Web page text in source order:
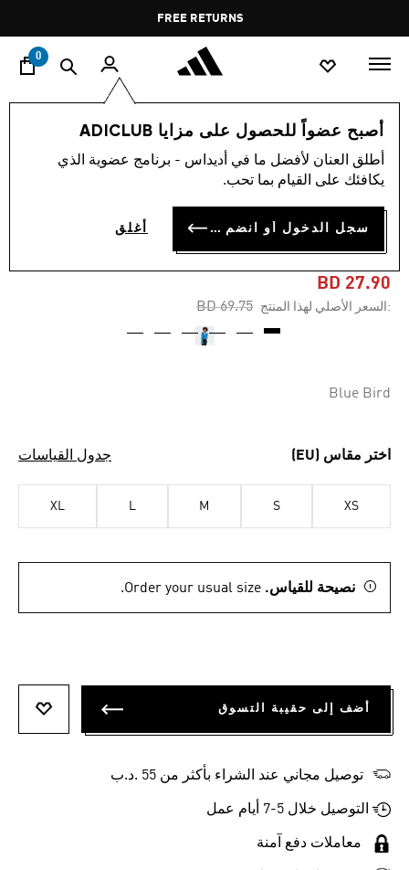
Pause
promotion
rotation
FREE RETURNS
0
أصبح عضواً للحصول على مزايا ADICLUB
أطلق العنان لأفضل ما في أديداس - برنامج عضوية الذي
يكافئك على القيام بما تحب.
سجل الدخول أو انضم الآن أغلق
النساء ملابس
-60%
بدلة جسم BLUE VERSION
SANTIAGO
BD 27.90
:السعر الأصلي لهذا المنتج Price reduced from
BD 69.75
to
Blue Bird
اختر مقاس (EU) جدول القياسات
XS
S
M
L
XL
نصيحة للقياس. Order your usual size.
أضف إلى حقيبة التسوق
توصيل مجاني عند الشراء بأكثر من 55 .د.ب‎
التوصيل خلال 5-7 أيام عمل
معاملات دفع آمنة